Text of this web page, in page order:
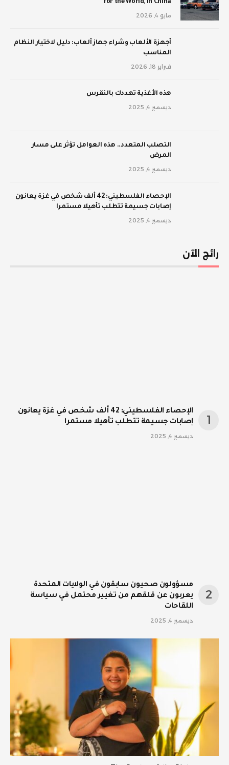
for the World, in China
مايو 4, 2026
أجهزة الألعاب وشراء جهاز ألعاب: دليل لاختيار النظام
المناسب
فبراير 18, 2026
‫هذه الأغذية تهددك بالنقرس
ديسمبر 4, 2025
‫التصلب المتعدد.. هذه العوامل تؤثر على مسار
المرض
ديسمبر 4, 2025
الإحصاء الفلسطيني: 42 ألف شخص في غزة يعانون
إصابات جسيمة تتطلب تأهيلا مستمرا
ديسمبر 4, 2025
رائج الآن
الإحصاء الفلسطيني: 42 ألف شخص في غزة يعانون
إصابات جسيمة تتطلب تأهيلا مستمرا
ديسمبر 4, 2025
مسؤولون صحيون سابقون في الولايات المتحدة
يعربون عن قلقهم من تغيير محتمل في سياسة
اللقاحات
ديسمبر 4, 2025